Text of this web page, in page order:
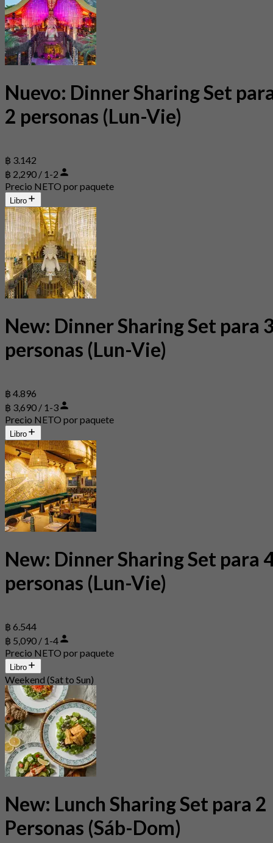
Nuevo: Dinner Sharing Set
2 personas (Lun-Vie)
฿ 3.142
฿ 2,290 / 1-2
Precio NETO por paquete
Libro
New: Dinner Sharing Set para
personas (Lun-Vie)
฿ 4.896
฿ 3,690 / 1-3
Precio NETO por paquete
Libro
New: Dinner Sharing Set para
personas (Lun-Vie)
฿ 6.544
฿ 5,090 / 1-4
Precio NETO por paquete
Libro
Weekend (Sat to Sun)
New: Lunch Sharing Set para 2
Personas (Sáb-Dom)